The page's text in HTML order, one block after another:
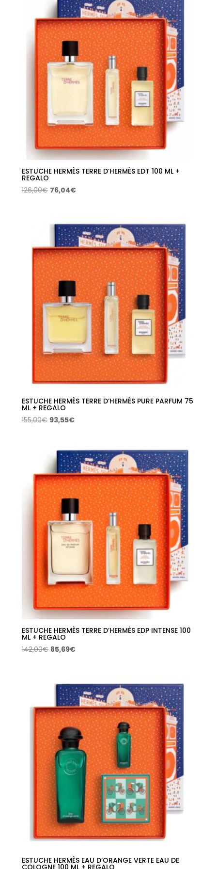
145,00€.84,29€.
ESTUCHE HERMÈS TERRE D’HERMÈS EDT 100 ML +
REGALO
126,00€ El
era:
126,00€.
76,04€El
es:
76,04€.
ESTUCHE HERMÈS TERRE D’HERMÈS PURE PARFUM 75
ML + REGALO
155,00€ El
era:
155,00€.
93,55€El
es:
93,55€.
ESTUCHE HERMÈS TERRE D’HERMÈS EDP INTENSE 100
ML + REGALO
142,00€ El
era:
142,00€.
85,69€El
es:
85,69€.
ESTUCHE HERMÈS EAU D’ORANGE VERTE EAU DE